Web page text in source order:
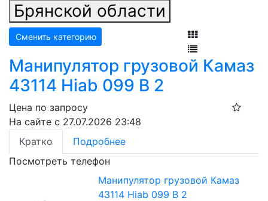
Брянской области
Сменить категорию
Манипулятор грузовой Камаз
43114 Hiab 099 B 2
Цена по запросу
На сайте с 27.07.2026 23:48
Кратко
Подробнее
Посмотреть телефон
Манипулятор грузовой Камаз
43114 Hiab 099 B 2